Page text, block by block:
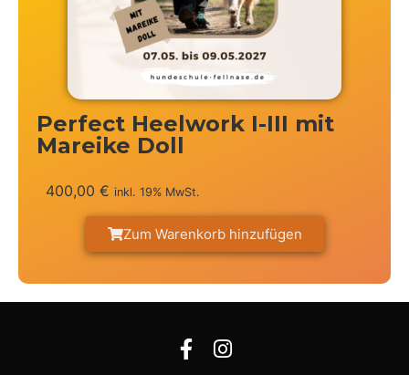
Perfect Heelwork I-III mit
Mareike Doll
400,00 € inkl. 19% MwSt.
Zum Warenkorb hinzufügen